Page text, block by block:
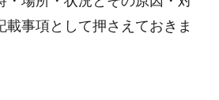
載事項として押さえておきま